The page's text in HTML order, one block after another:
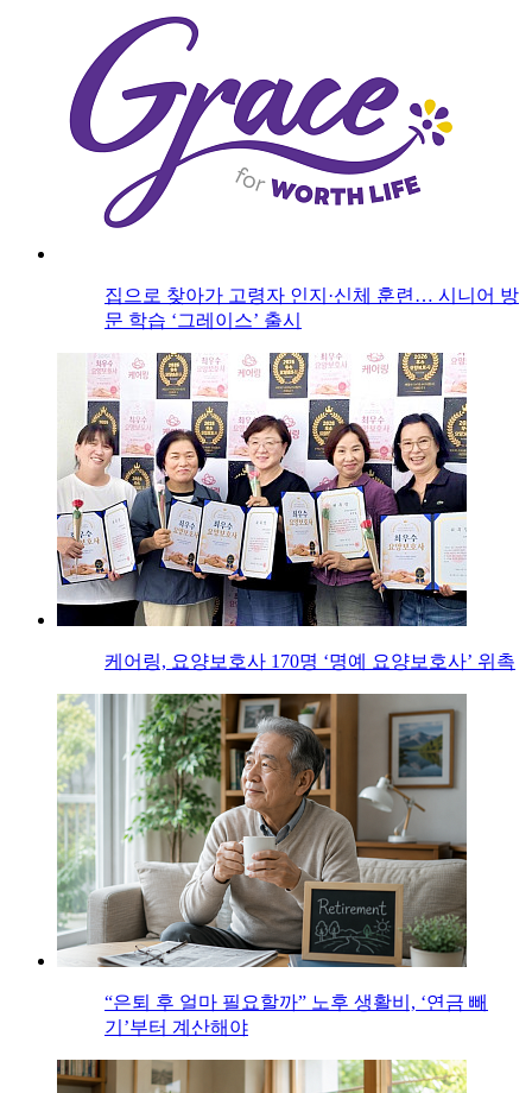
집으로 찾아가 고령자 인지·신체 훈련… 시니어 방
문 학습 ‘그레이스’ 출시
케어링, 요양보호사 170명 ‘명예 요양보호사’ 위촉
“은퇴 후 얼마 필요할까” 노후 생활비, ‘연금 빼
기’부터 계산해야